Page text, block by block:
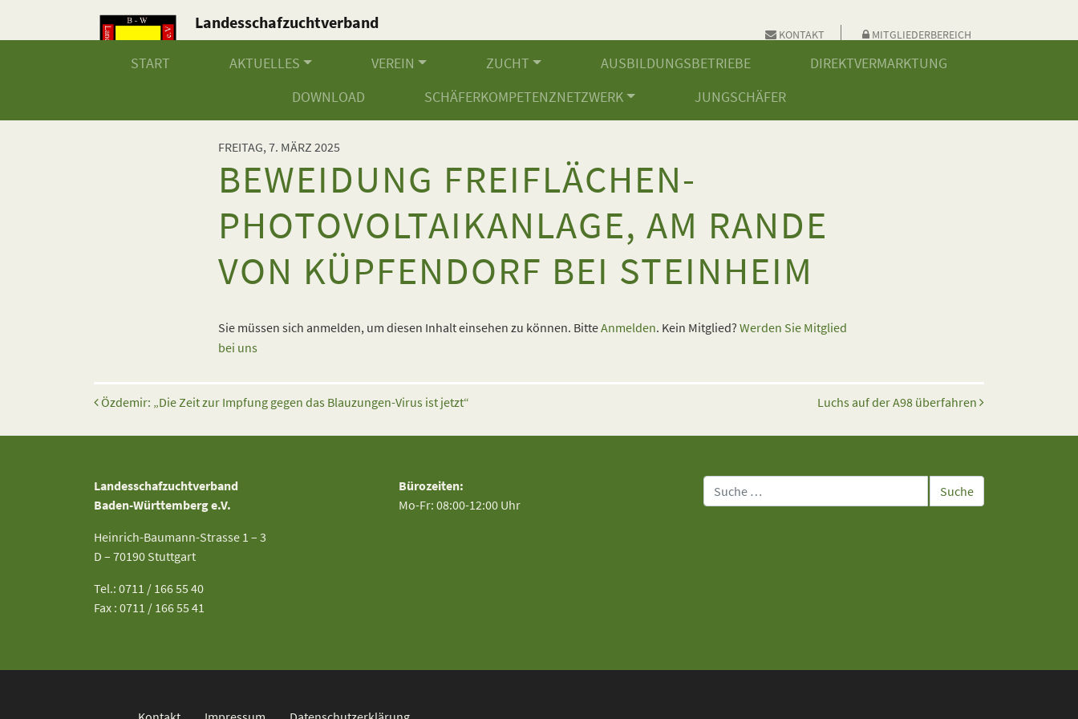
Landesschafzuchtverband
Baden-Württemberg e.V.
KONTAKT MITGLIEDERBEREICH
START AKTUELLES VEREIN ZUCHT AUSBILDUNGSBETRIEBE
DIREKTVERMARKTUNG
DOWNLOAD
SCHÄFERKOMPETENZNETZWERK JUNGSCHÄFER
FREITAG, 7. MÄRZ 2025
BEWEIDUNG FREIFLÄCHEN-
PHOTOVOLTAIKANLAGE, AM RANDE
VON KÜPFENDORF BEI STEINHEIM
Sie müssen sich anmelden, um diesen Inhalt einsehen zu können. BitteAnmelden. Kein Mitglied? Werden Sie Mitglied
bei uns
Beitrags-Navigation
Özdemir: „Die Zeit zur Impfung gegen das Blauzungen-Virus ist jetzt“ Luchs auf der A98 überfahren
Landesschafzuchtverband
Baden-Württemberg e.V.
Heinrich-Baumann-Strasse 1 – 3
D – 70190 Stuttgart
Tel.: 0711 / 166 55 40
Fax : 0711 / 166 55 41
Bürozeiten:
Mo-Fr: 08:00-12:00 Uhr
Suche